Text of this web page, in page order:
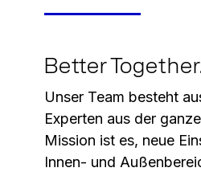
Better
Unser Team besteht
Experten aus der
Mission ist es, neue
Innen- und